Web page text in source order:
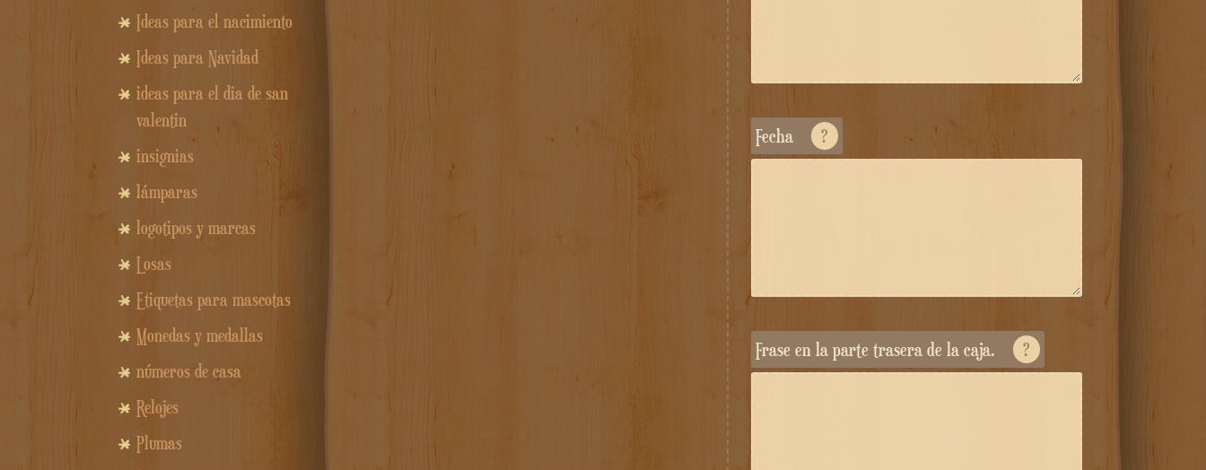
Fecha ?
Frase en la parte trasera de la caja. ?
Ideas para el nacimiento
Ideas para Navidad
ideas para el dia de san
valentin
insignias
lámparas
logotipos y marcas
Losas
Etiquetas para mascotas
Monedas y medallas
números de casa
Relojes
Plumas